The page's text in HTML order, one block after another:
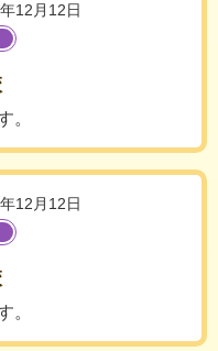
12月12日
。
12月12日
。